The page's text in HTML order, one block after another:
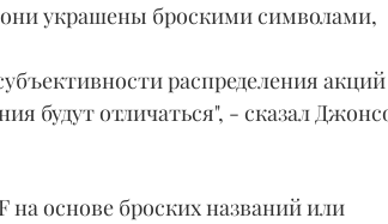
украшены броскими символами,
распределения
будут отличаться", - сказал
основе броских названий или